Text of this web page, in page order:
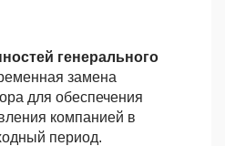
генерального
замена
для обеспечения
компанией в
период.